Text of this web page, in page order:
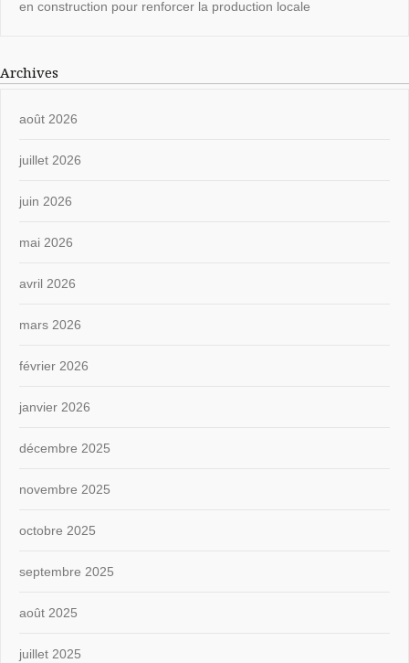
en construction pour renforcer la production locale
Archives
août 2026
juillet 2026
juin 2026
mai 2026
avril 2026
mars 2026
février 2026
janvier 2026
décembre 2025
novembre 2025
octobre 2025
septembre 2025
août 2025
juillet 2025